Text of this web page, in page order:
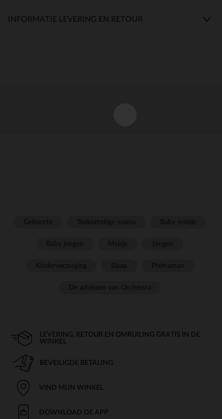
INFORMATIE LEVERING EN RETOUR
LEVERING, RETOUR EN OMRUILING GRATIS IN DE
WINKEL
BEVEILIGDE BETALING
VIND MIJN WINKEL
DOWNLOAD DE APP